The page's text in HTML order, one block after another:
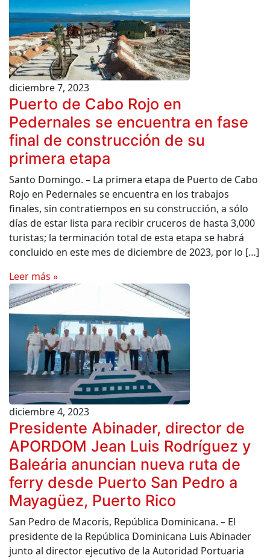
diciembre 7, 2023
Puerto de Cabo Rojo en
Pedernales se encuentra en fase
final de construcción de su
primera etapa
Santo Domingo. – La primera etapa de Puerto de Cabo
Rojo en Pedernales se encuentra en los trabajos
finales, sin contratiempos en su construcción, a sólo
días de estar lista para recibir cruceros de hasta 3,000
turistas; la terminación total de esta etapa se habrá
concluido en este mes de diciembre de 2023, por lo […]
Leer más »
diciembre 4, 2023
Presidente Abinader, director de
APORDOM Jean Luis Rodríguez y
Baleária anuncian nueva ruta de
ferry desde Puerto San Pedro a
Mayagüez, Puerto Rico
San Pedro de Macorís, República Dominicana. – El
presidente de la República Dominicana Luis Abinader
junto al director ejecutivo de la Autoridad Portuaria